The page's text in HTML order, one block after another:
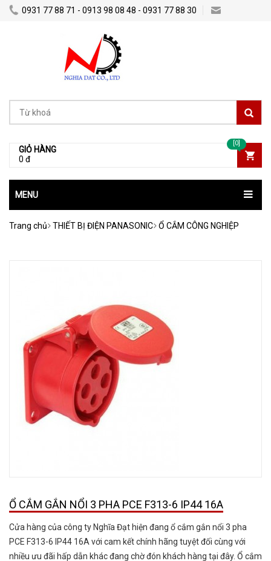
0931 77 88 71 - 0913 98 08 48 - 0931 77 88 30
GIỎ HÀNG
0 đ
[0]
MENU
Trang chủ THIẾT BỊ ĐIỆN PANASONIC Ổ CẮM CÔNG NGHIỆP
Ổ CẮM GẮN NỔI 3 PHA PCE F313-6 IP44 16A
Cửa hàng của công ty Nghĩa Đạt hiện đang ổ cắm gắn nổi 3 pha
PCE F313-6 IP44 16A với cam kết chính hãng tuyệt đối cùng với
nhiều ưu đãi hấp dẫn khác đang chờ đón khách hàng tại đây. Ổ cắm